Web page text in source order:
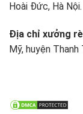
Hoài Đức, Hà Nội.
Địa chỉ xưởng
Mỹ, huyện Thanh